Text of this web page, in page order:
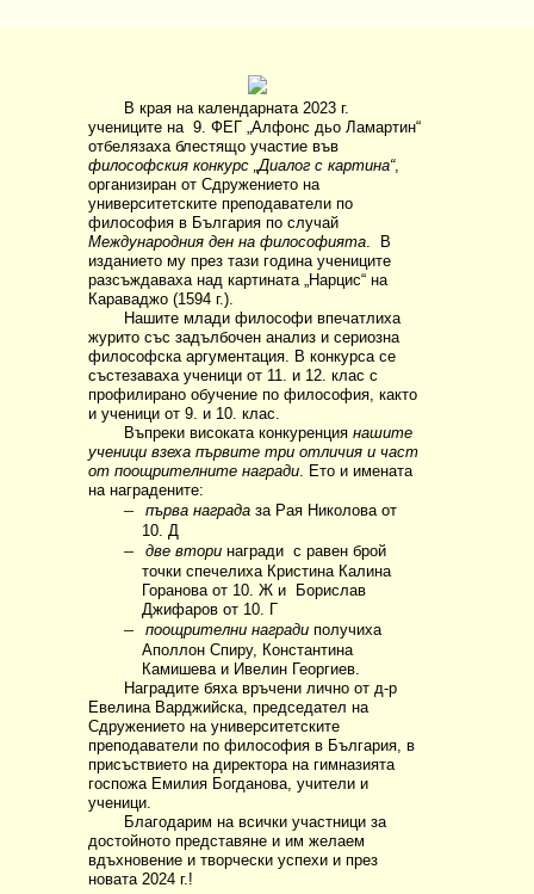
В края на календарната 2023 г.
учениците на 9. ФЕГ „Алфонс дьо Ламартин“
отбелязаха блестящо участие във
философския конкурс „Диалог с картина“,
организиран от Сдружението на
университетските преподаватели по
философия в България по случай
Международния ден на философията.
В
изданието му през тази година учениците
разсъждаваха над картината „Нарцис“ на
Караваджо (1594 г.).
Нашите млади философи впечатлиха
журито със задълбочен анализ и сериозна
философска аргументация. В конкурса се
състезаваха ученици от 11. и 12. клас с
профилирано обучение по философия, както
и ученици от 9. и 10. клас.
Въпреки високата конкуренциянашите
ученици взеха първите три отличия и част
от поощрителните награди. Ето и имената
на наградените:
– първа награда за Рая Николова от
10. Д
– две втори награди с равен брой
точки спечелиха Кристина Калина
Горанова от 10. Ж и
Борислав
Джифаров от 10. Г
– поощрителни награди получиха
Аполлон Спиру, Константина
Камишева и Ивелин Георгиев.
Наградите бяха връчени лично от д-р
Евелина Варджийска, председател на
Сдружението на университетските
преподаватели по философия в България, в
присъствието на директора на гимназията
госпожа Емилия Богданова, учители и
ученици.
Благодарим на всички участници за
достойното представяне и им желаем
вдъхновение и творчески успехи и през
новата 2024 г.!